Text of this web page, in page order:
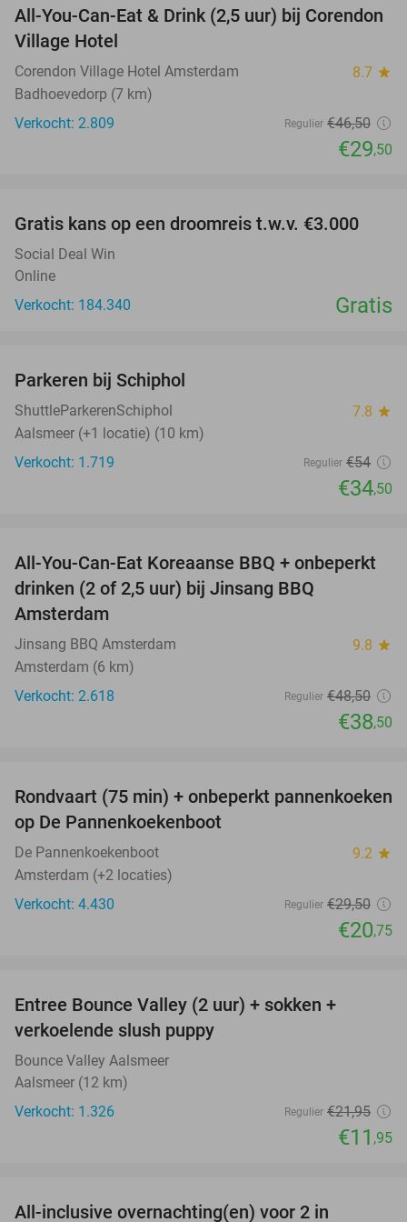
37%
All-You-Can-Eat & Drink (2,5 uur) bij Corendon
Village Hotel
Corendon Village Hotel Amsterdam 8.7 star
Badhoevedorp (7 km)
Verkocht: 2.809
Regulier €46,50
€29,50
Gratis kans op een droomreis t.w.v. €3.000
Social Deal Win
Online
Verkocht: 184.340
Gratis
Parkeren bij Schiphol
ShuttleParkerenSchiphol 7.8 star
Aalsmeer (+1 locatie) (10 km)
Verkocht: 1.719
Regulier €54
€34,50
21%
All-You-Can-Eat Koreaanse BBQ + onbeperkt
drinken (2 of 2,5 uur) bij Jinsang BBQ
Amsterdam
Jinsang BBQ Amsterdam 9.8 star
Amsterdam (6 km)
Verkocht: 2.618
Regulier €48,50
€38,50
30%
Rondvaart (75 min) + onbeperkt pannenkoeken
op De Pannenkoekenboot
De Pannenkoekenboot 9.2 star
Amsterdam (+2 locaties)
Verkocht: 4.430
Regulier €29,50
€20,75
Entree Bounce Valley (2 uur) + sokken +
verkoelende slush puppy
Bounce Valley Aalsmeer
Aalsmeer (12 km)
Verkocht: 1.326
Regulier €21,95
€11 ,95
All-inclusive overnachting(en) voor 2 in